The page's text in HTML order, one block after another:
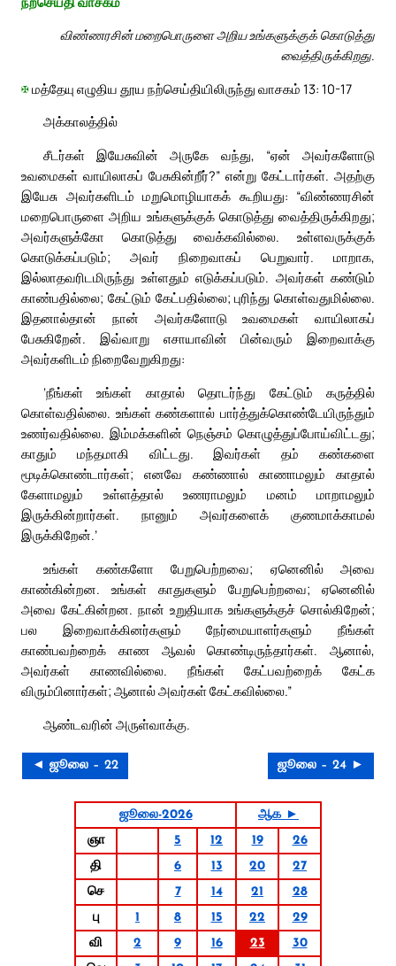
விண்ணரசின் மறைபொருளை அறிய உங்களுக்குக் கொடுத்து
வைத்திருக்கிறது.
✠மத்தேயு எழுதிய தூய நற்செய்தியிலிருந்து வாசகம் 13: 10-17
அக்காலத்தில்
சீடர்கள் இயேசுவின் அருகே வந்து, “ஏன் அவர்களோடு
உவமைகள் வாயிலாகப் பேசுகின்றீர்?” என்று கேட்டார்கள். அதற்கு
இயேசு அவர்களிடம் மறுமொழியாகக் கூறியது: “விண்ணரசின்
மறைபொருளை அறிய உங்களுக்குக் கொடுத்து வைத்திருக்கிறது;
அவர்களுக்கோ கொடுத்து வைக்கவில்லை. உள்ளவருக்குக்
கொடுக்கப்படும்; அவர் நிறைவாகப் பெறுவார். மாறாக,
இல்லாதவரிடமிருந்து உள்ளதும் எடுக்கப்படும். அவர்கள் கண்டும்
காண்பதில்லை; கேட்டும் கேட்பதில்லை; புரிந்து கொள்வதுமில்லை.
இதனால்தான் நான் அவர்களோடு உவமைகள் வாயிலாகப்
பேசுகிறேன். இவ்வாறு எசாயாவின் பின்வரும் இறைவாக்கு
அவர்களிடம் நிறைவேறுகிறது:
‘நீங்கள் உங்கள் காதால் தொடர்ந்து கேட்டும் கருத்தில்
கொள்வதில்லை. உங்கள் கண்களால் பார்த்துக்கொண்டேயிருந்தும்
உணர்வதில்லை. இம்மக்களின் நெஞ்சம் கொழுத்துப்போய்விட்டது;
காதும் மந்தமாகி விட்டது. இவர்கள் தம் கண்களை
மூடிக்கொண்டார்கள்; எனவே கண்ணால் காணாமலும் காதால்
கேளாமலும் உள்ளத்தால் உணராமலும் மனம் மாறாமலும்
இருக்கின்றார்கள். நானும் அவர்களைக் குணமாக்காமல்
இருக்கிறேன்.’
உங்கள் கண்களோ பேறுபெற்றவை; ஏனெனில் அவை
காண்கின்றன. உங்கள் காதுகளும் பேறுபெற்றவை; ஏனெனில்
அவை கேட்கின்றன. நான் உறுதியாக உங்களுக்குச் சொல்கிறேன்;
பல இறைவாக்கினர்களும் நேர்மையாளர்களும் நீங்கள்
காண்பவற்றைக் காண ஆவல் கொண்டிருந்தார்கள். ஆனால்,
அவர்கள் காணவில்லை. நீங்கள் கேட்பவற்றைக் கேட்க
விரும்பினார்கள்; ஆனால் அவர்கள் கேட்கவில்லை.”
ஆண்டவரின் அருள்வாக்கு.
◄ ஜூலை – 22 ஜூலை – 24 ►
ஜூலை-2026
ஆக ►
ஞா
5 12 19
26
தி
6 13 20
27
செ
7 14 21
28
பு
1 8 15 22
29
வி
2 9 16 23
30